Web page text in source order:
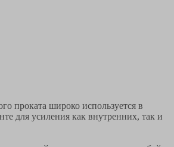
проката широко используется в
для усиления как внутренних, так и